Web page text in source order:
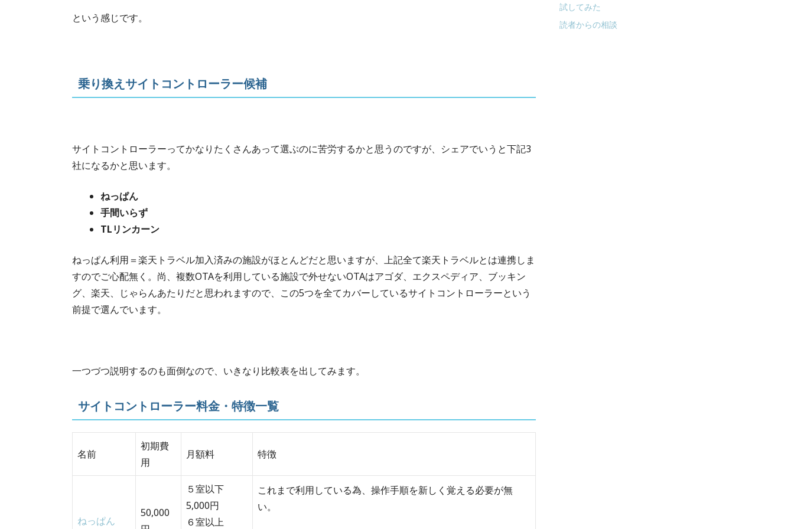
という感じです。
乗り換えサイトコントローラー候補
サイトコントローラーってかなりたくさんあって選ぶのに苦労するかと思うのですが、シェアでいうと下記3
社になるかと思います。
ねっぱん
手間いらず
TLリンカーン
ねっぱん利用＝楽天トラベル加入済みの施設がほとんどだと思いますが、上記全て楽天トラベルとは連携しま
すのでご心配無く。尚、複数OTAを利用している施設で外せないOTAはアゴダ、エクスペディア、ブッキン
グ、楽天、じゃらんあたりだと思われますので、この5つを全てカバーしているサイトコントローラーという
前提で選んでいます。
一つづつ説明するのも面倒なので、いきなり比較表を出してみます。
サイトコントローラー料金・特徴一覧
名前
初期費
用
月額料 特徴
ねっぱん
50,000
５室以下
5,000円
６室以上
これまで利用している為、操作手順を新しく覚える必要が無
い。
試してみた
読者からの相談